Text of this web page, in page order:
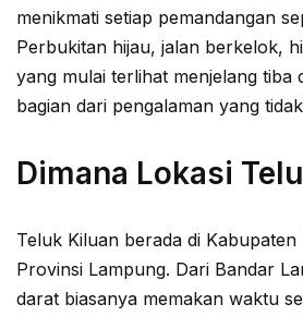
menikmati setiap pemandangan
Perbukitan hijau, jalan berkelok,
yang mulai terlihat menjelang tiba
bagian dari pengalaman yang
Dimana Lokasi
Teluk Kiluan berada di Kabupaten
Provinsi Lampung. Dari Bandar
darat biasanya memakan waktu